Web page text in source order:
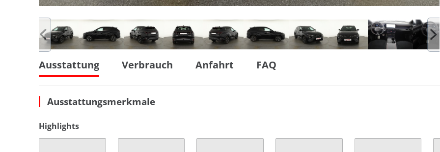
Ausstattung Verbrauch Anfahrt FAQ
Ausstattungsmerkmale
Highlights